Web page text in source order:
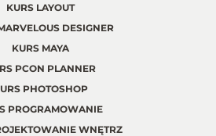
KURS LAYOUT
DESIGNER
KURS MAYA
PCON PLANNER
PHOTOSHOP
PROGRAMOWANIE
WNĘTRZ